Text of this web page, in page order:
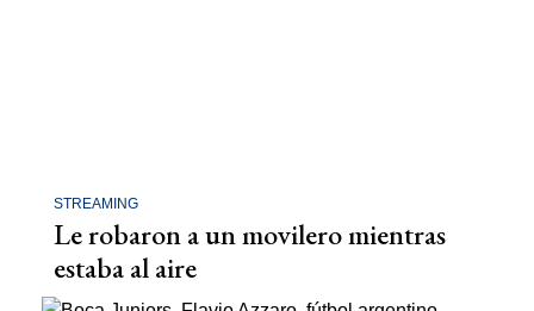
STREAMING
Le robaron a un movilero mientras
estaba al aire